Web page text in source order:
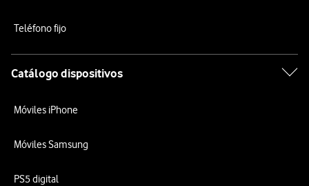
Teléfono fijo
Catálogo dispositivos
Móviles iPhone
Móviles Samsung
PS5 digital